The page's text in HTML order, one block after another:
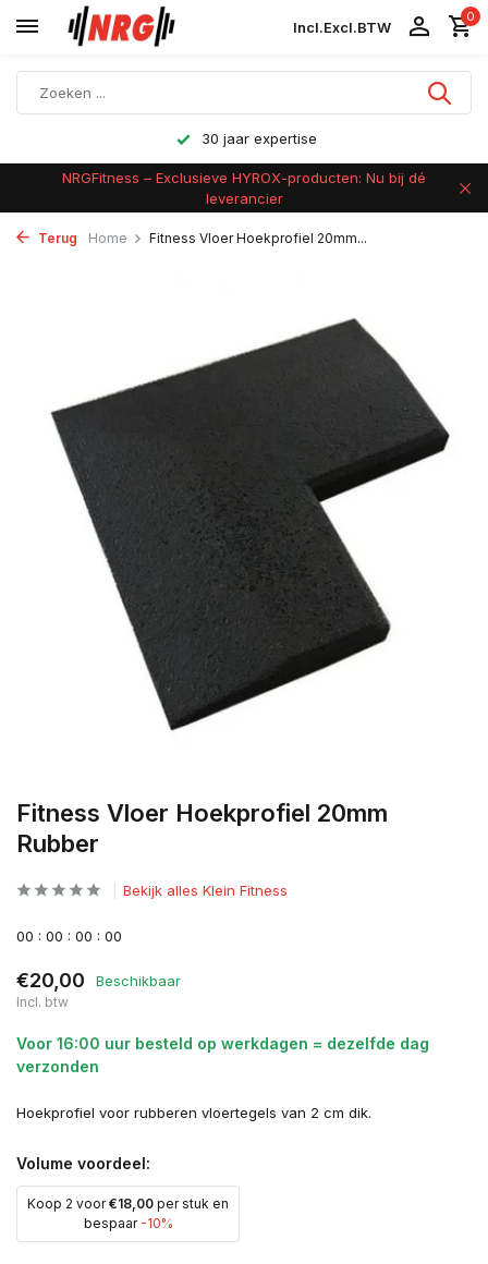
Incl.Excl.BTW
0
30 jaar expertise
NRGFitness – Exclusieve HYROX-producten: Nu bij dé
leverancier
Terug Home Fitness Vloer Hoekprofiel 20mm...
Fitness Vloer Hoekprofiel 20mm
Rubber
Bekijk alles Klein Fitness
00 : 00 : 00 : 00
€20,00 Beschikbaar
Incl. btw
Voor 16:00 uur besteld op werkdagen = dezelfde dag
verzonden
Hoekprofiel voor rubberen vloertegels van 2 cm dik.
Volume voordeel:
Koop 2 voor€18,00 per stuk en
bespaar -10%